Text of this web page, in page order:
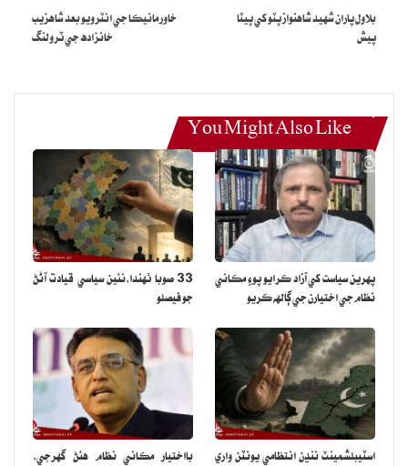
بلاول پاران شهيد شاهنواز ڀٽو کي ڀيٽا
پيش
خاور مانيڪا جي انٽرويو بعد شاهزيب
خانزاده جي ٽرولنگ
You Might Also Like
پهرين سياست کي آزاد ڪرايو پوءِ مڪاني
نظام جي اختيارن جي ڳالهه ڪريو
33 صوبا ٺهندا،نئين سياسي قيادت آڻڻ
جو فيصلو
اسٽيبلشمينٽ ننڍن انتظامي يونٽن واري
بااختيار مڪاني نظام هئڻ گهرجي‏،